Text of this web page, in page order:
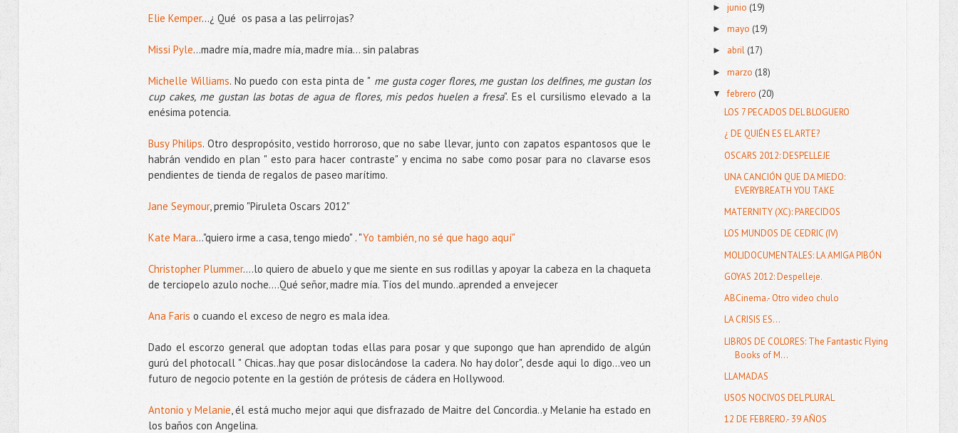
Elie Kemper...¿ Qué os pasa a las pelirrojas?
Missi Pyle...madre mía, madre mía, madre mía... sin palabras
Michelle Williams. No puedo con esta pinta de "me gusta coger flores, me gustan los delfines, me gustan los
cup cakes, me gustan las botas de agua de flores, mis pedos huelen a fresa". Es el cursilismo elevado a la
enésima potencia.
Busy Philips. Otro despropósito, vestido horroroso, que no sabe llevar, junto con zapatos espantosos que le
habrán vendido en plan " esto para hacer contraste" y encima no sabe como posar para no clavarse esos
pendientes de tienda de regalos de paseo marítimo.
Jane Seymour, premio "Piruleta Oscars 2012"
Kate Mara..."quiero irme a casa, tengo miedo" . "Yo también, no sé que hago aquí"
Christopher Plummer....lo quiero de abuelo y que me siente en sus rodillas y apoyar la cabeza en la chaqueta
de terciopelo azulo noche....Qué señor, madre mía. Tíos del mundo..aprended a envejecer
Ana Faris o cuando el exceso de negro es mala idea.
Dado el escorzo general que adoptan todas ellas para posar y que supongo que han aprendido de algún
gurú del photocall " Chicas..hay que posar dislocándose la cadera. No hay dolor", desde aqui lo digo...veo un
futuro de negocio potente en la gestión de prótesis de cádera en Hollywood.
Antonio y Melanie, él está mucho mejor aqui que disfrazado de Maitre del Concordia..y Melanie ha estado en
los baños con Angelina.
►junio(19)
►mayo(19)
► abril(17)
►marzo(18)
▼febrero(20)
LOS 7 PECADOS DEL BLOGUERO
¿ DE QUIÉN ES EL ARTE?
OSCARS 2012: DESPELLEJE
UNA CANCIÓN QUE DA MIEDO:
EVERYBREATH YOU TAKE
MATERNITY (XC): PARECIDOS
LOS MUNDOS DE CEDRIC (IV)
MOLIDOCUMENTALES: LA AMIGA PIBÓN
GOYAS 2012: Despelleje.
ABCinema.- Otro video chulo
LA CRISIS ES...
LIBROS DE COLORES: The Fantastic Flying
Books of M...
LLAMADAS
USOS NOCIVOS DEL PLURAL
12 DE FEBRERO.- 39 AÑOS